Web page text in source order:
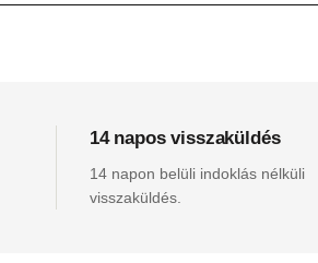
14 napos visszaküldés
14 napon belüli indoklás nélküli
visszaküldés.